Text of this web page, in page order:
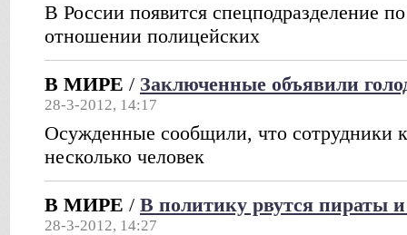
В России появится спецподразделение
отношении полицейских
В МИРЕ / Заключенные объявили
28-3-2012, 14:17
Осужденные сообщили, что сотрудники
несколько человек
В МИРЕ / В политику рвутся пираты
28-3-2012, 14:27